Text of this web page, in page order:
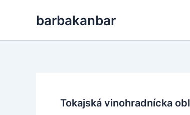
barbakanbar
Tokajská vinohradnícka